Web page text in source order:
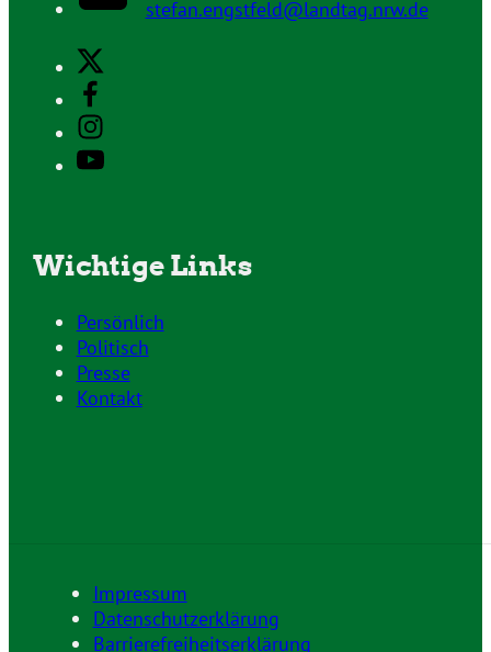
stefan.engstfeld@landtag.nrw.de
Wichtige Links
Persönlich
Politisch
Presse
Kontakt
Impressum
Datenschutzerklärung
Barrierefreiheitserklärung